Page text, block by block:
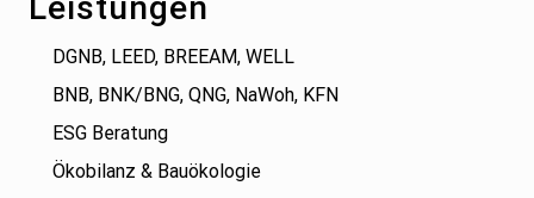
DGNB, LEED, BREEAM, WELL
BNB, BNK/BNG, QNG, NaWoh, KFN
ESG Beratung
Ökobilanz & Bauökologie